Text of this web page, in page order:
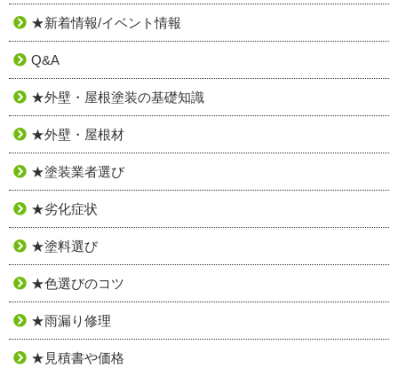
★新着情報/イベント情報
Q&A
★外壁・屋根塗装の基礎知識
★外壁・屋根材
★塗装業者選び
★劣化症状
★塗料選び
★色選びのコツ
★雨漏り修理
★見積書や価格